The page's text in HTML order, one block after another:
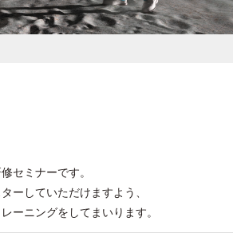
セミナーです。
ーしていただけますよう、
ーニングをしてまいります。